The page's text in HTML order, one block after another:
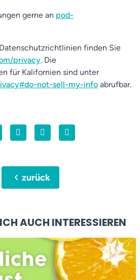
gerne an pod-
finden Sie
privacy. Die
für Kalifornien sind unter
not-sell-my-info abrufbar.
chevron_leftzurück
AUCH INTERESSIEREN